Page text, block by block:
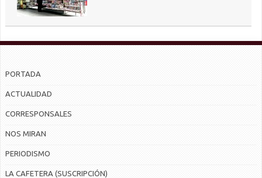
PORTADA
ACTUALIDAD
CORRESPONSALES
NOS MIRAN
PERIODISMO
LA CAFETERA (SUSCRIPCIÓN)